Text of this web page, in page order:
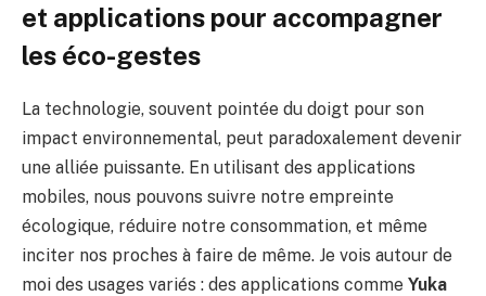
et applications pour accompagner
les éco-gestes
La technologie, souvent pointée du doigt pour son
impact environnemental, peut paradoxalement devenir
une alliée puissante. En utilisant des applications
mobiles, nous pouvons suivre notre empreinte
écologique, réduire notre consommation, et même
inciter nos proches à faire de même. Je vois autour de
moi des usages variés : des applications comme Yuka